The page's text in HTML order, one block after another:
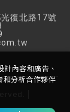
復北路17號
|
內容和廣告、
和分析合作夥伴